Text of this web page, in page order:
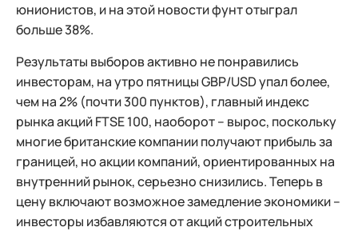
юнионистов, и на этой новости фунт отыграл
больше 38%.
Результаты выборов активно не понравились
инвесторам, на утро пятницы GBP/USD упал более,
чем на 2% (почти 300 пунктов), главный индекс
рынка акций FTSE 100, наоборот – вырос, поскольку
многие британские компании получают прибыль за
границей, но акции компаний, ориентированных на
внутренний рынок, серьезно снизились. Теперь в
цену включают возможное замедление экономики –
инвесторы избавляются от акций строительных